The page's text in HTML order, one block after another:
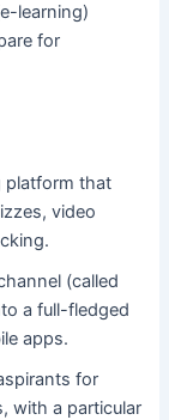
learning)
for
platform that
video
(called
a full-fledged
apps.
for
with a particular